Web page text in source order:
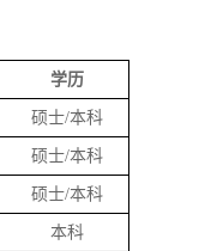
学历
硕士/本科
硕士/本科
硕士/本科
本科